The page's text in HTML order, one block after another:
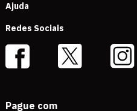
Ajuda
Redes Sociais
Pague com